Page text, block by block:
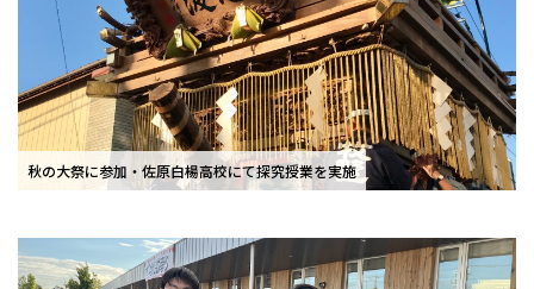
秋の大祭に参加・佐原白楊高校にて探究授業を実施